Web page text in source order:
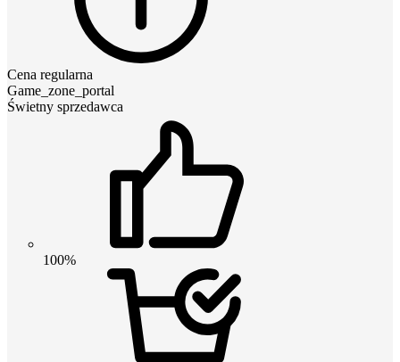
Cena regularna
Game_zone_portal
Świetny sprzedawca
100%